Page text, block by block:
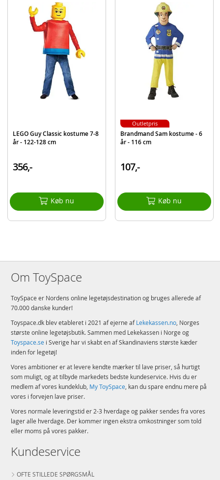
modige superhelt Spidey.
Indeholder:
Spidey heldragt
Alder: 3-4 år
Størrelse: 104 cm
3016743-4000
EAN 195884048573
LEGO Guy Classic kostume 7-8
år - 122-128 cm
356,-
Køb nu
Brandmand Sam kostume - 6
år - 116 cm
107,-
Køb nu
Outletpris
Om ToySpace
ToySpace er Nordens online legetøjsdestination og bruges allerede af
70.000 danske kunder!
Toyspace.dk blev etableret i 2021 af ejerne afLekekassen.no, Norges
største online legetøjsbutik. Sammen med Lekekassen i Norge og
Toyspace.se i Sverige har vi skabt en af Skandinaviens største kæder
inden for legetøj!
Vores ambitioner er at levere kendte mærker til lave priser, så hurtigt
som muligt, og at tilbyde markedets bedste kundeservice. Hvis du er
medlem af vores kundeklub, My ToySpace, kan du spare endnu mere på
vores i forvejen lave priser.
Vores normale leveringstid er 2-3 hverdage og pakker sendes fra vores
lager alle hverdage. Der kommer ingen ekstra omkostninger som told
eller moms på vores pakker.
Kundeservice
OFTE STILLEDE SPØRGSMÅL